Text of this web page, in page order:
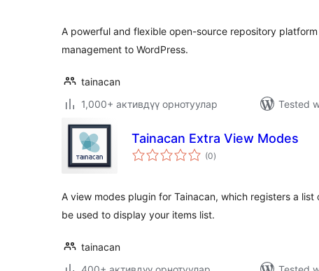
A powerful and flexible open-source repository
management to WordPress.
tainacan
1,000+ активдүү орнотуулар
Tested
Tainacan Extra View Modes
(0total
ratings
)
A view modes plugin for Tainacan, which registers a
be used to display your items list.
tainacan